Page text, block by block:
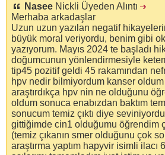
Nasee Nickli Üyeden Alıntı
Merhaba arkadaşlar
Uzun uzun yazılan negatif
büyük moral veriyordu, benim gibi
yazıyorum. Mayıs 2024 te başladı
doğumcunun yönlendirmesiyle
tip45 pozitif geldi 45 rakamından
hpv nedir bilmiyordum kanser
araştırdıkça hpv nin ne olduğunu
oldum sonuca enabızdan baktım
sonucum temiz çıktı diye
gittiğimde cin1 olduğumu öğrendim
(temiz çıkanın smer olduğunu çok
araştırma yaptım hapyvir isimli ilacı